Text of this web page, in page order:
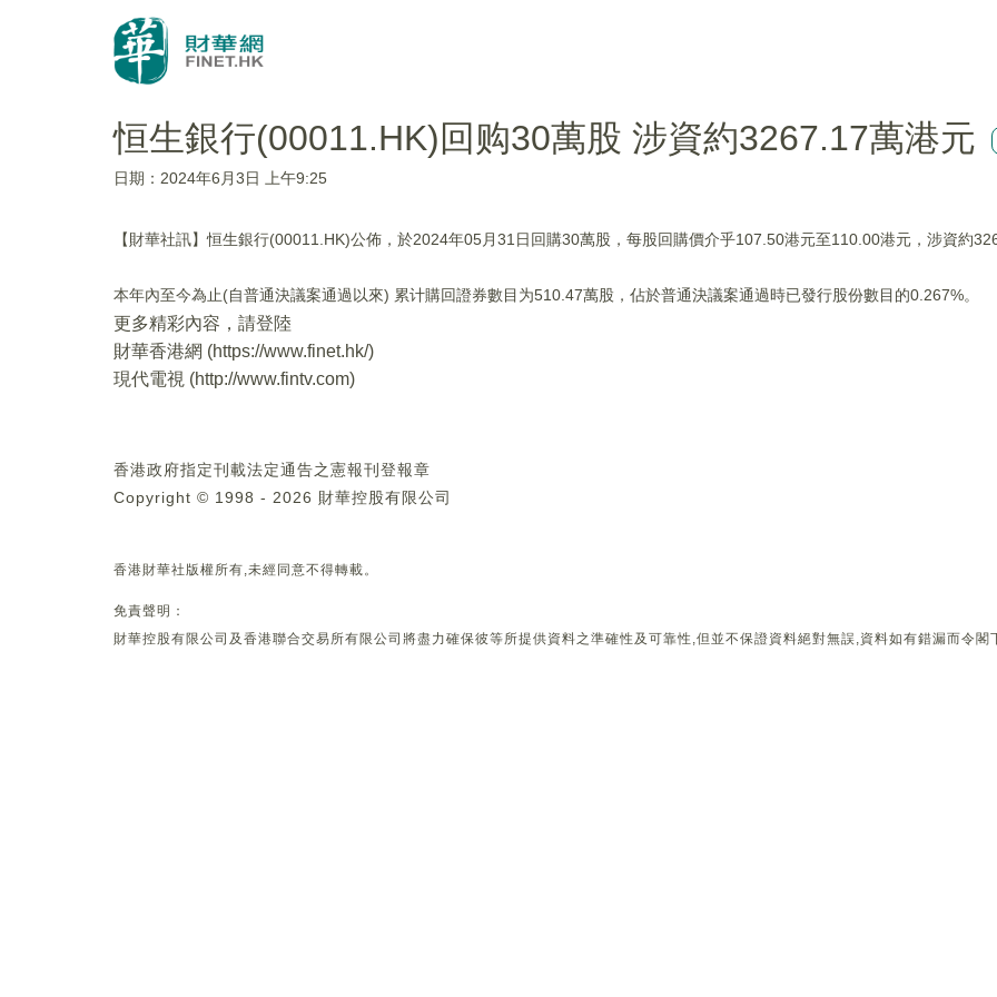
恒生銀行(00011.HK)回购30萬股 涉資約3267.17萬港元
日期：2024年6月3日 上午9:25
【財華社訊】恒生銀行(00011.HK)公佈，於2024年05月31日回購30萬股，每股回購價介乎107.50港元至110.00港元，涉資約
本年內至今為止(自普通決議案通過以來) 累计購回證券數目为510.47萬股，佔於普通決議案通過時已發行股份數目的0.267%。
更多精彩內容，請登陸
財華香港網 (https://www.finet.hk/)
現代電視 (http://www.fintv.com)
香港政府指定刊載法定通告之憲報刊登報章
Copyright © 1998 - 2026 財華控股有限公司
香港財華社版權所有,未經同意不得轉載。
免責聲明：
財華控股有限公司及香港聯合交易所有限公司將盡力確保彼等所提供資料之準確性及可靠性,但並不保證資料絕對無誤,資料如有錯漏而令閣